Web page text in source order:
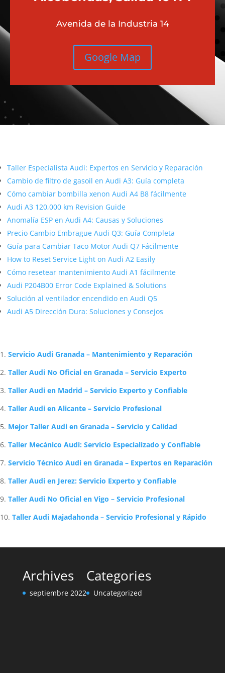
Avenida de la Industria 14
Google Map
Taller Especialista Audi: Expertos en Servicio y Reparación
Cambio de filtro de gasoil en Audi A3: Guía completa
Cómo cambiar bombilla xenon Audi A4 B8 fácilmente
Audi A3 120,000 km Revision Guide
Anomalía ESP en Audi A4: Causas y Soluciones
Precio Cambio Embrague Audi Q3: Guía Completa
Guía para Cambiar Taco Motor Audi Q7 Fácilmente
How to Reset Service Light on Audi A2 Easily
Cómo resetear mantenimiento Audi A1 fácilmente
Audi P204B00 Error Code Explained & Solutions
Solución al ventilador encendido en Audi Q5
Audi A5 Dirección Dura: Soluciones y Consejos
Servicio Audi Granada – Mantenimiento y Reparación
Taller Audi No Oficial en Granada – Servicio Experto
Taller Audi en Madrid – Servicio Experto y Confiable
Taller Audi en Alicante – Servicio Profesional
Mejor Taller Audi en Granada – Servicio y Calidad
Taller Mecánico Audi: Servicio Especializado y Confiable
Servicio Técnico Audi en Granada – Expertos en Reparación
Taller Audi en Jerez: Servicio Experto y Confiable
Taller Audi No Oficial en Vigo – Servicio Profesional
Taller Audi Majadahonda – Servicio Profesional y Rápido
Archives
septiembre 2022
Categories
Uncategorized